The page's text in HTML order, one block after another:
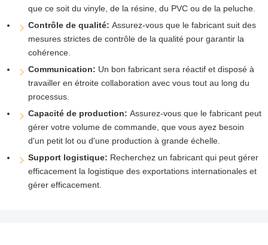
que ce soit du vinyle, de la résine, du PVC ou de la peluche.
Contrôle de qualité: Assurez-vous que le fabricant suit des
mesures strictes de contrôle de la qualité pour garantir la
cohérence.
Communication: Un bon fabricant sera réactif et disposé à
travailler en étroite collaboration avec vous tout au long du
processus.
Capacité de production: Assurez-vous que le fabricant peut
gérer votre volume de commande, que vous ayez besoin
d'un petit lot ou d'une production à grande échelle.
Support logistique: Recherchez un fabricant qui peut gérer
efficacement la logistique des exportations internationales et
gérer efficacement.